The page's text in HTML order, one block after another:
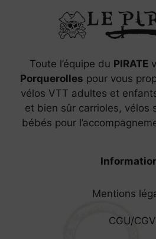
Toute l’équipe du PIRATE
Porquerolles pour vous
vélos VTT adultes et
et bien sûr carrioles, vélos
bébés pour
Mentions
CGU/CGV